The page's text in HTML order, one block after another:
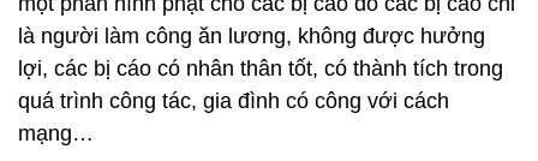
là người làm công ăn lương, không được hưởng
lợi, các bị cáo có nhân thân tốt, có thành tích trong
quá trình công tác, gia đình có công với cách
mạng…